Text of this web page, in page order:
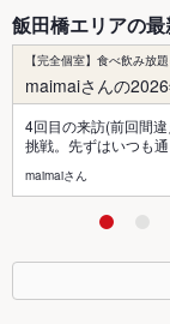
飯田橋エリアの最
【完全個室】食べ飲み放
maimaiさんの
4回目の来訪(前回間
挑戦。先ずはいつも
maimaiさん